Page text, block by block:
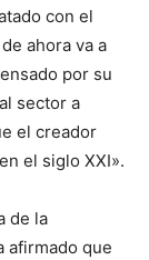
con el
ahora va a
por su
sector a
el creador
el siglo XXI».
de la
afirmado que